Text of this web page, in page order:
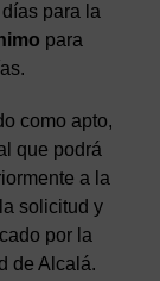
para la
para
como apto,
que podrá
a la
solicitud y
por la
de Alcalá.